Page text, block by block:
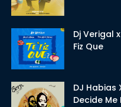
Dj Verigal
Fiz Que
DJ Habias
Decide Me